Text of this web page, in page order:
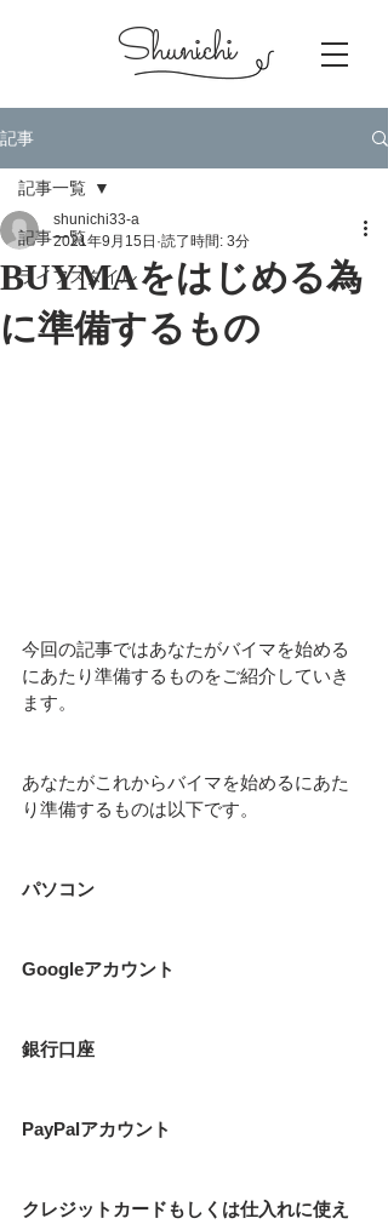
​Shunichi
記事
記事一覧
ライフスタイル
記事一覧
BUYMAをはじめる為
に準備するもの
shunichi33-a
2021年9月15日 読了時間: 3分
今回の記事ではあなたがバイマを始める
にあたり準備するものをご紹介していき
ます。
あなたがこれからバイマを始めるにあた
り準備するものは以下です。
パソコン
Googleアカウント
銀行口座
PayPalアカウント
クレジットカードもしくは仕入れに使え